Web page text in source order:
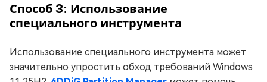
Способ 3: Использование
специального инструмента
Использование специального инструмента может
значительно упростить обход требований Windows